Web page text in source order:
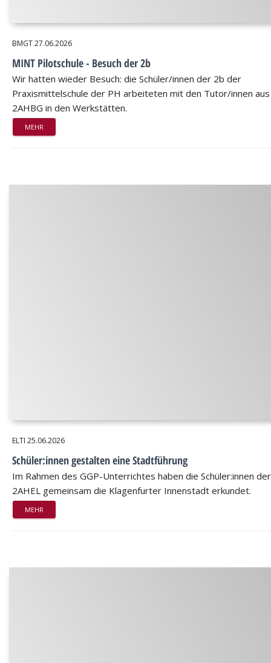
BMGT27.06.2026
MINT Pilotschule - Besuch der 2b
Wir hatten wieder Besuch: die Schüler/innen der 2b der
Praxismittelschule der PH arbeiteten mit den Tutor/innen
2AHBG in den Werkstätten.
MEHR
ELTI 25.06.2026
Schüler:innen gestalten eine Stadtführung
Im Rahmen des GGP-Unterrichtes haben die Schüler:innen der
2AHEL gemeinsam die Klagenfurter Innenstadt erkundet.
MEHR